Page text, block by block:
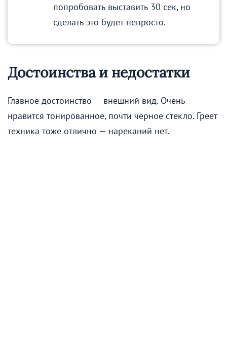
попробовать выставить 30 сек, но
сделать это будет непросто.
Достоинства и недостатки
Главное достоинство — внешний вид. Очень
нравится тонированное, почти чёрное стекло. Греет
техника тоже отлично — нареканий нет.